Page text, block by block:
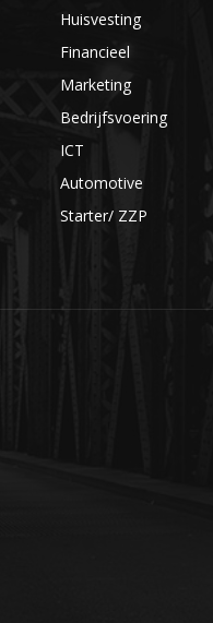
Huisvesting
Financieel
Marketing
Bedrijfsvoering
ICT
Automotive
Starter/ ZZP